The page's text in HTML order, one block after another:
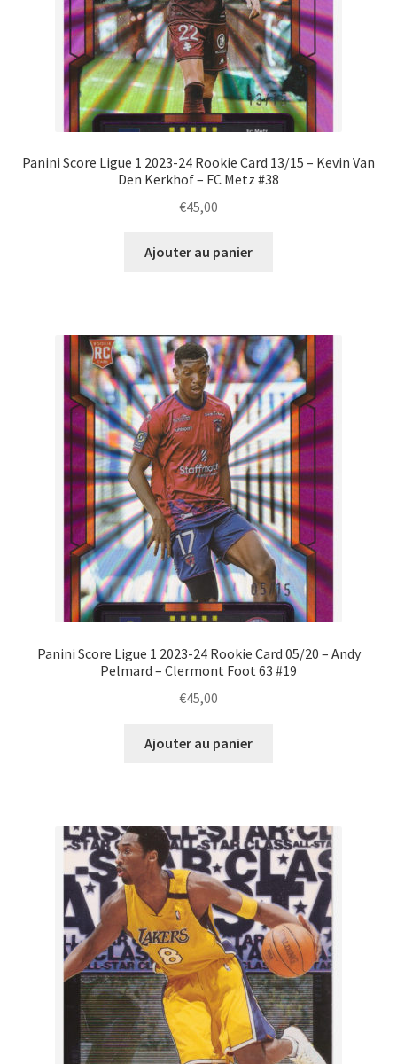
Panini Score Ligue 1 2023-24 Rookie Card 13/15 – Kevin Van
Den Kerkhof – FC Metz #38
€45,00
Ajouter au panier
Panini Score Ligue 1 2023-24 Rookie Card 05/20 – Andy
Pelmard – Clermont Foot 63 #19
€45,00
Ajouter au panier